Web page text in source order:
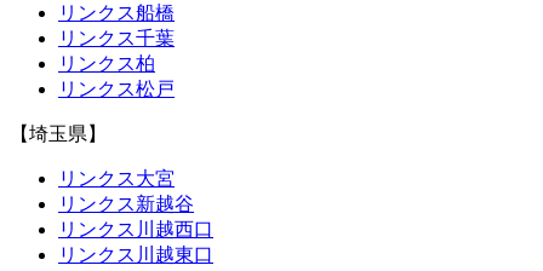
リンクス船橋
リンクス千葉
リンクス柏
リンクス松戸
【埼玉県】
リンクス大宮
リンクス新越谷
リンクス川越西口
リンクス川越東口